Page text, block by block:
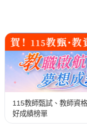
115教師甄試、教師資
好成績榜單